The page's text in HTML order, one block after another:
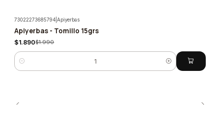
-5%
73022273685794 |Apiyerbas
Apiyerbas - Tomillo 15grs
$1.890$1.990
Cantidad